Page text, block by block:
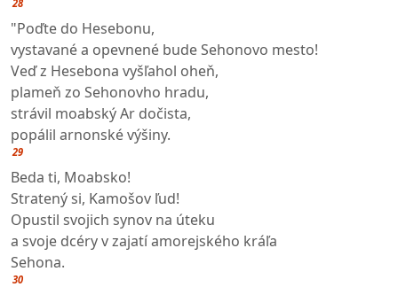
28
"Poďte do Hesebonu,
vystavané a opevnené bude Sehonovo mesto!
Veď z Hesebona vyšľahol oheň,
plameň zo Sehonovho hradu,
strávil moabský Ar dočista,
popálil arnonské výšiny.
29
Beda ti, Moabsko!
Stratený si, Kamošov ľud!
Opustil svojich synov na úteku
a svoje dcéry v zajatí amorejského kráľa
Sehona.
30